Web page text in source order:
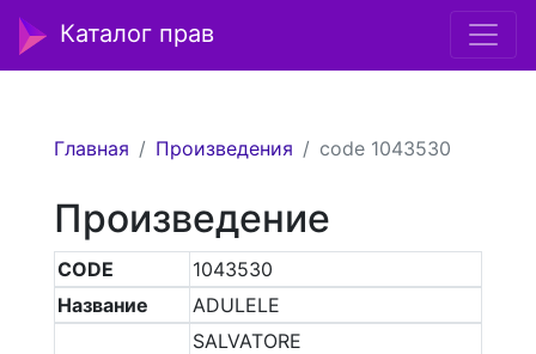
Каталог прав
Главная Произведения code 1043530
Произведение
CODE
1043530
Название
ADULELE
SALVATORE